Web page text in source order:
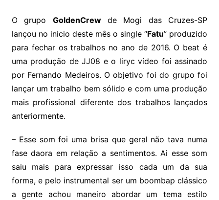
O grupo GoldenCrewde Mogi das Cruzes-SP
lançou no inicio deste mês o single “Fatu” produzido
para fechar os trabalhos no ano de 2016. O beat é
uma produção de JJ08 e o liryc vídeo foi assinado
por Fernando Medeiros. O objetivo foi do grupo foi
lançar um trabalho bem sólido e com uma produção
mais profissional diferente dos trabalhos lançados
anteriormente.
– Esse som foi uma brisa que geral não tava numa
fase daora em relação a sentimentos. Ai esse som
saiu mais para expressar isso cada um da sua
forma, e pelo instrumental ser um boombap clássico
a gente achou maneiro abordar um tema estilo